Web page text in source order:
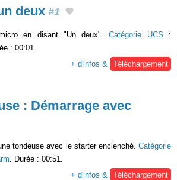
deux #1
en disant "Un deux".Catégorie UCS :
: 00:01.
+ d'infos & Téléchargement
: Démarrage avec
tondeuse avec le starter enclenché. Catégorie
. Durée : 00:51.
+ d'infos & Téléchargement